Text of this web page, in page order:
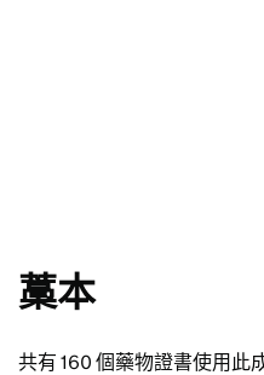
藁本
共有 160 個藥物證書使用此